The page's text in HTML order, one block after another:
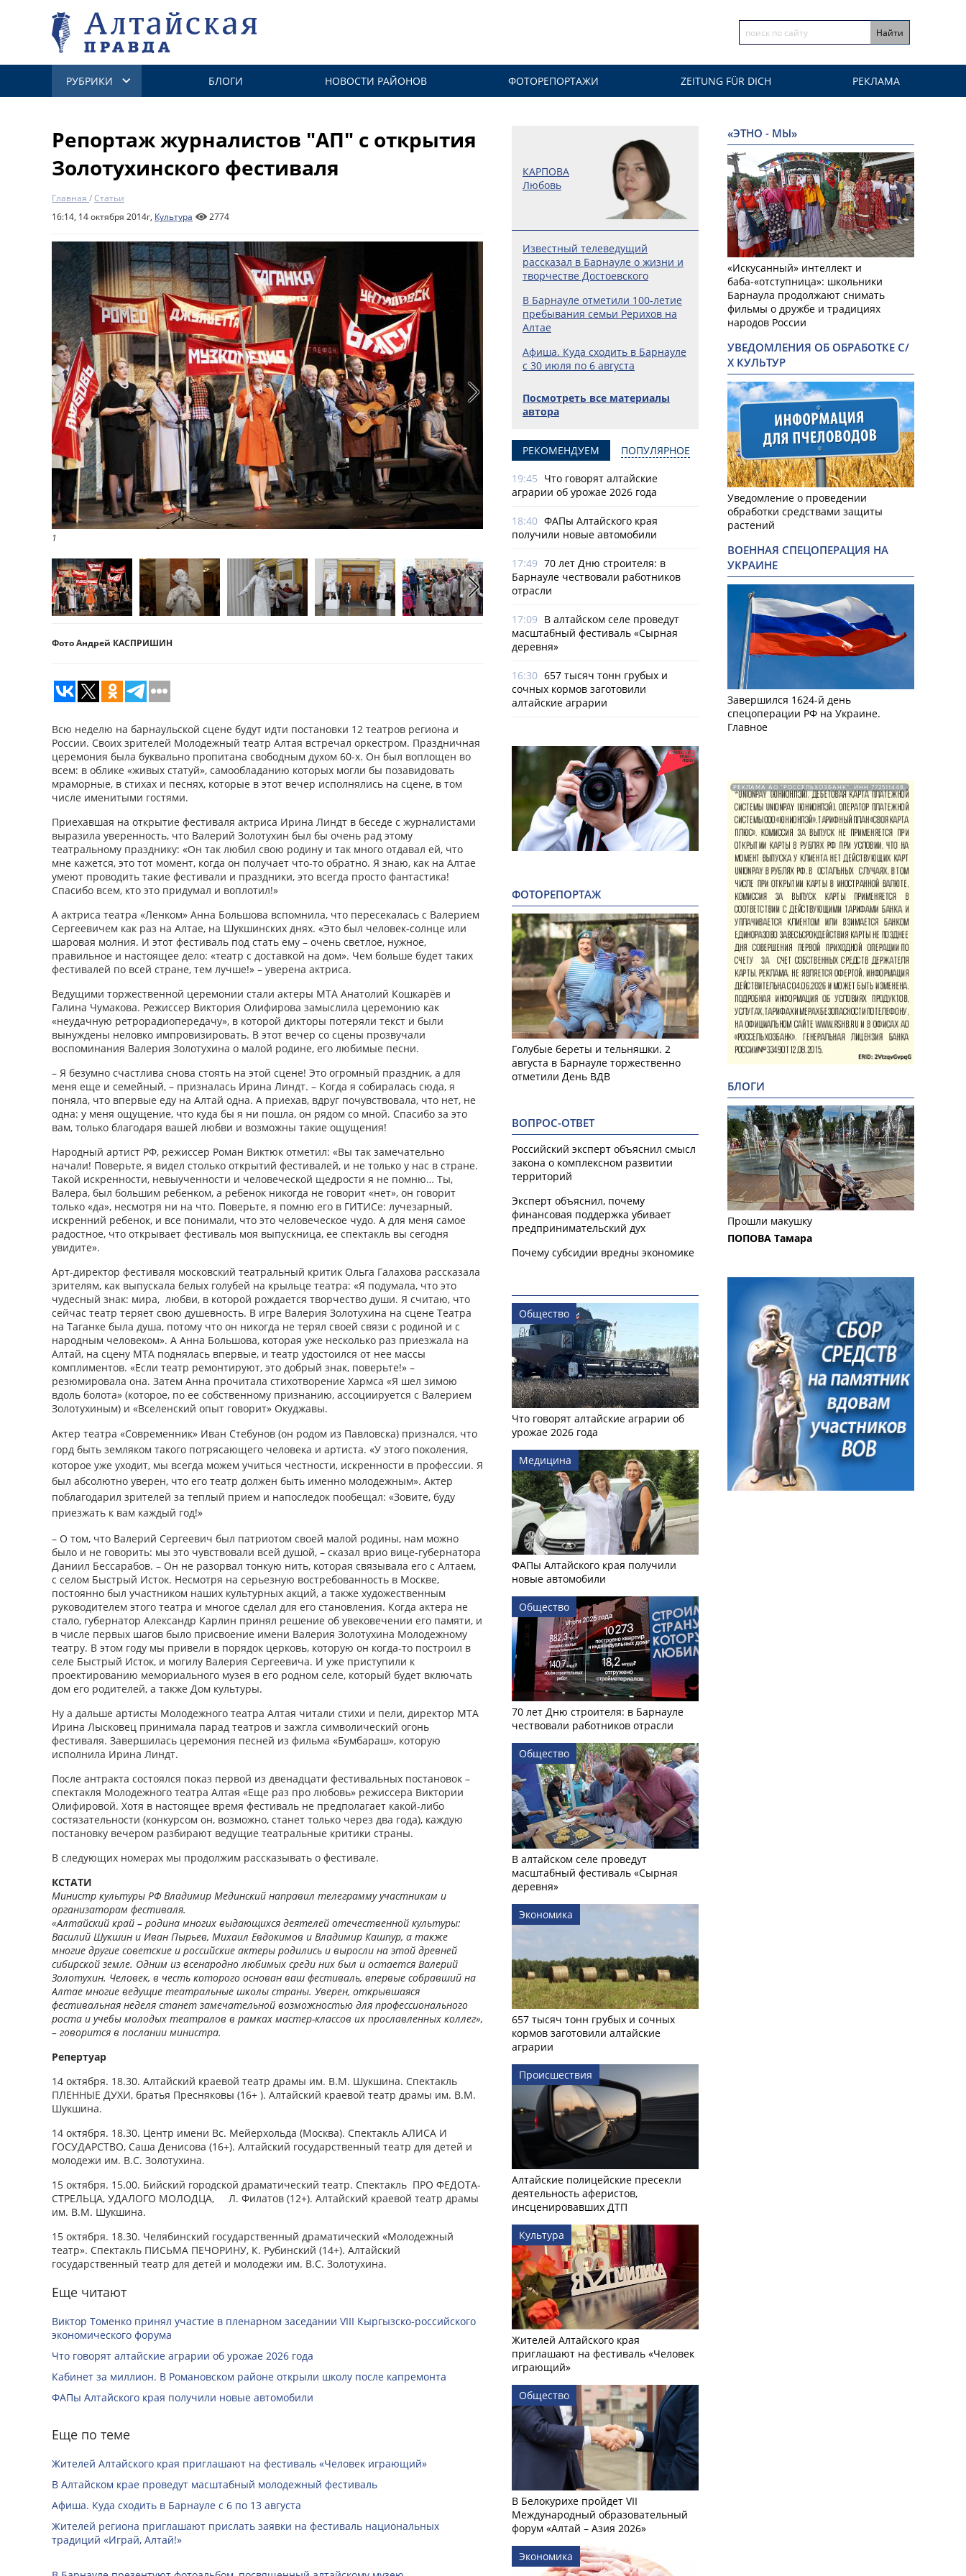
РУБРИКИ БЛОГИ НОВОСТИ РАЙОНОВ ФОТОРЕПОРТАЖИ ZEITUNG FÜR DICH РЕКЛАМА
Репортаж журналистов "АП" с открытия
Золотухинского фестиваля
Главная /Статьи
16:14, 14 октября 2014г, Культура 2774
1
Фото Андрей КАСПРИШИН
Всю неделю на барнаульской сцене будут идти постановки 12 театров региона и
России. Своих зрителей Молодежный театр Алтая встречал оркестром. Праздничная
церемония была буквально пропитана свободным духом 60-х. Он был воплощен во
всем: в облике «живых статуй», самообладанию которых могли бы позавидовать
мраморные, в стихах и песнях, которые в этот вечер исполнялись на сцене, в том
числе именитыми гостями.
Приехавшая на открытие фестиваля актриса Ирина Линдт в беседе с журналистами
выразила уверенность, что Валерий Золотухин был бы очень рад этому
театральному празднику: «Он так любил свою родину и так много отдавал ей, что
мне кажется, это тот момент, когда он получает что-то обратно. Я знаю, как на Алтае
умеют проводить такие фестивали и праздники, это всегда просто фантастика!
Спасибо всем, кто это придумал и воплотил!»
А актриса театра «Ленком» Анна Большова вспомнила, что пересекалась с Валерием
Сергеевичем как раз на Алтае, на Шукшинских днях. «Это был человек-солнце или
шаровая молния. И этот фестиваль под стать ему – очень светлое, нужное,
правильное и настоящее дело: «театр с доставкой на дом». Чем больше будет таких
фестивалей по всей стране, тем лучше!» – уверена актриса.
Ведущими торжественной церемонии стали актеры МТА Анатолий Кошкарёв и
Галина Чумакова. Режиссер Виктория Олифирова замыслила церемонию как
«неудачную ретрорадиопередачу», в которой дикторы потеряли текст и были
вынуждены неловко импровизировать. В этот вечер со сцены прозвучали
воспоминания Валерия Золотухина о малой родине, его любимые песни.
– Я безумно счастлива снова стоять на этой сцене! Это огромный праздник, а для
меня еще и семейный, – призналась Ирина Линдт. – Когда я собиралась сюда, я
поняла, что впервые еду на Алтай одна. А приехав, вдруг почувствовала, что нет, не
одна: у меня ощущение, что куда бы я ни пошла, он рядом со мной. Спасибо за это
вам, только благодаря вашей любви и возможны такие ощущения!
Народный артист РФ, режиссер Роман Виктюк отметил: «Вы так замечательно
начали! Поверьте, я видел столько открытий фестивалей, и не только у нас в стране.
Такой искренности, невыученности и человеческой щедрости я не помню… Ты,
Валера, был большим ребенком, а ребенок никогда не говорит «нет», он говорит
только «да», несмотря ни на что. Поверьте, я помню его в ГИТИСе: лучезарный,
искренний ребенок, и все понимали, что это человеческое чудо. А для меня самое
радостное, что открывает фестиваль моя выпускница, ее спектакль вы сегодня
увидите».
Арт-директор фестиваля московский театральный критик Ольга Галахова рассказала
зрителям, как выпускала белых голубей на крыльце театра: «Я подумала, что это
чудесный знак: мира, любви, в которой рождается творчество души. Я считаю, что
сейчас театр теряет свою душевность. В игре Валерия Золотухина на сцене Театра
на Таганке была душа, потому что он никогда не терял своей связи с родиной и с
народным человеком». А Анна Большова, которая уже несколько раз приезжала на
Алтай, на сцену МТА поднялась впервые, и театр удостоился от нее массы
комплиментов. «Если театр ремонтируют, это добрый знак, поверьте!» –
резюмировала она. Затем Анна прочитала стихотворение Хармса «Я шел зимою
вдоль болота» (которое, по ее собственному признанию, ассоциируется с Валерием
Золотухиным) и «Вселенский опыт говорит» Окуджавы.
Актер театра «Современник» Иван Стебунов (он родом из Павловска) признался, что
горд быть земляком такого потрясающего человека и артиста. «У этого поколения,
которое уже уходит, мы всегда можем учиться честности, искренности в профессии. Я
был абсолютно уверен, что его театр должен быть именно молодежным». Актер
поблагодарил зрителей за теплый прием и напоследок пообещал: «Зовите, буду
приезжать к вам каждый год!»
– О том, что Валерий Сергеевич был патриотом своей малой родины, нам можно
было и не говорить: мы это чувствовали всей душой, – сказал врио вице-губернатора
Даниил Бессарабов. – Он не разорвал тонкую нить, которая связывала его с Алтаем,
с селом Быстрый Исток. Несмотря на серьезную востребованность в Москве,
постоянно был участником наших культурных акций, а также художественным
руководителем этого театра и многое сделал для его становления. Когда актера не
стало, губернатор Александр Карлин принял решение об увековечении его памяти, и
в числе первых шагов было присвоение имени Валерия Золотухина Молодежному
театру. В этом году мы привели в порядок церковь, которую он когда-то построил в
селе Быстрый Исток, и могилу Валерия Сергеевича. И уже приступили к
проектированию мемориального музея в его родном селе, который будет включать
дом его родителей, а также Дом культуры.
Ну а дальше артисты Молодежного театра Алтая читали стихи и пели, директор МТА
Ирина Лысковец принимала парад театров и зажгла символический огонь
фестиваля. Завершилась церемония песней из фильма «Бумбараш», которую
исполнила Ирина Линдт.
После антракта состоялся показ первой из двенадцати фестивальных постановок –
спектакля Молодежного театра Алтая «Еще раз про любовь» режиссера Виктории
Олифировой. Хотя в настоящее время фестиваль не предполагает какой-либо
состязательности (конкурсом он, возможно, станет только через два года), каждую
постановку вечером разбирают ведущие театральные критики страны.
В следующих номерах мы продолжим рассказывать о фестивале.
КСТАТИ
Министр культуры РФ Владимир Мединский направил телеграмму участникам и
организаторам фестиваля.
«Алтайский край – родина многих выдающихся деятелей отечественной культуры:
Василий Шукшин и Иван Пырьев, Михаил Евдокимов и Владимир Кашпур, а также
многие другие советские и российские актеры родились и выросли на этой древней
сибирской земле. Одним из всенародно любимых среди них был и остается Валерий
Золотухин. Человек, в честь которого основан ваш фестиваль, впервые собравший на
Алтае многие ведущие театральные школы страны. Уверен, открывшаяся
фестивальная неделя станет замечательной возможностью для профессионального
роста и учебы молодых театралов в рамках мастер-классов их прославленных коллег»,
– говорится в послании министра.
Репертуар
14 октября. 18.30. Алтайский краевой театр драмы им. В.М. Шукшина. Спектакль
ПЛЕННЫЕ ДУХИ, братья Пресняковы (16+ ). Алтайский краевой театр драмы им. В.М.
Шукшина.
14 октября. 18.30. Центр имени Вс. Мейерхольда (Москва). Спектакль АЛИСА И
ГОСУДАРСТВО, Саша Денисова (16+). Алтайский государственный театр для детей и
молодежи им. В.С. Золотухина.
15 октября. 15.00. Бийский городской драматический театр. Спектакль ПРО ФЕДОТА-
СТРЕЛЬЦА, УДАЛОГО МОЛОДЦА, Л. Филатов (12+). Алтайский краевой театр драмы
им. В.М. Шукшина.
15 октября. 18.30. Челябинский государственный драматический «Молодежный
театр». Спектакль ПИСЬМА ПЕЧОРИНУ, К. Рубинский (14+). Алтайский
государственный театр для детей и молодежи им. В.С. Золотухина.
Еще читают
Виктор Томенко принял участие в пленарном заседании VIII Кыргызско-российского
экономического форума
Что говорят алтайские аграрии об урожае 2026 года
Кабинет за миллион. В Романовском районе открыли школу после капремонта
ФАПы Алтайского края получили новые автомобили
Еще по теме
Жителей Алтайского края приглашают на фестиваль «Человек играющий»
В Алтайском крае проведут масштабный молодежный фестиваль
Афиша. Куда сходить в Барнауле с 6 по 13 августа
Жителей региона приглашают прислать заявки на фестиваль национальных
традиций «Играй, Алтай!»
КАРПОВА
Любовь
Известный телеведущий
рассказал в Барнауле о жизни и
творчестве Достоевского
В Барнауле отметили 100‑летие
пребывания семьи Рерихов на
Алтае
Афиша. Куда сходить в Барнауле
с 30 июля по 6 августа
Посмотреть все материалы
автора
РЕКОМЕНДУЕМ ПОПУЛЯРНОЕ
19:45 Что говорят алтайские
аграрии об урожае 2026 года
18:40 ФАПы Алтайского края
получили новые автомобили
17:49 70 лет Дню строителя: в
Барнауле чествовали работников
отрасли
17:09 В алтайском селе проведут
масштабный фестиваль «Сырная
деревня»
16:30 657 тысяч тонн грубых и
сочных кормов заготовили
алтайские аграрии
ФОТОРЕПОРТАЖ
Голубые береты и тельняшки. 2
августа в Барнауле торжественно
отметили День ВДВ
ВОПРОС-ОТВЕТ
Российский эксперт объяснил смысл
закона о комплексном развитии
территорий
Эксперт объяснил, почему
финансовая поддержка убивает
предпринимательский дух
Почему субсидии вредны экономике
Общество
Что говорят алтайские аграрии об
урожае 2026 года
Медицина
ФАПы Алтайского края получили
новые автомобили
Общество
70 лет Дню строителя: в Барнауле
чествовали работников отрасли
Общество
В алтайском селе проведут
масштабный фестиваль «Сырная
деревня»
Экономика
657 тысяч тонн грубых и сочных
кормов заготовили алтайские
аграрии
Происшествия
Алтайские полицейские пресекли
деятельность аферистов,
инсценировавших ДТП
Культура
Жителей Алтайского края
приглашают на фестиваль «Человек
играющий»
Общество
В Белокурихе пройдет VII
Международный образовательный
форум «Алтай – Азия 2026»
Экономика
«ЭТНО - МЫ»
«Искусанный» интеллект и
баба-«отступница»: школьники
Барнаула продолжают снимать
фильмы о дружбе и традициях
народов России
УВЕДОМЛЕНИЯ ОБ ОБРАБОТКЕ С/
Х КУЛЬТУР
Уведомление о проведении
обработки средствами защиты
растений
ВОЕННАЯ СПЕЦОПЕРАЦИЯ НА
УКРАИНЕ
Завершился 1624-й день
спецоперации РФ на Украине.
Главное
РЕКЛАМА АО "РОССЕЛЬХОЗБАНК". ИНН 772511448.
БЛОГИ
Прошли макушку
ПОПОВА Тамара